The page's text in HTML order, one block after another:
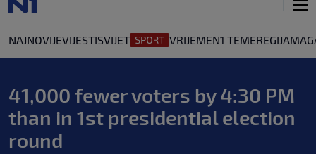
NAJNOVIJEVIJESTISVIJET VRIJEMEN1 TEMEREGIJA
41,000 fewer voters by 4:30 PM
than in 1st presidential election
round